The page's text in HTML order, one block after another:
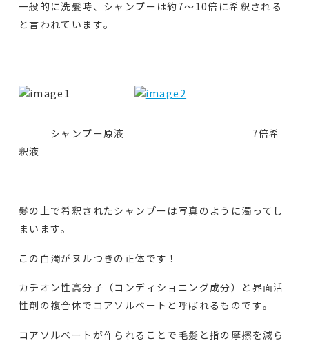
一般的に洗髪時、シャンプーは約7～10倍に希釈される
と言われています。
シャンプー原液 7倍希
釈液
髪の上で希釈されたシャンプーは写真のように濁ってし
まいます。
この白濁がヌルつきの正体です！
カチオン性高分子（コンディショニング成分）と界面活
性剤の複合体でコアソルベートと呼ばれるものです。
コアソルベートが作られることで毛髪と指の摩擦を減ら